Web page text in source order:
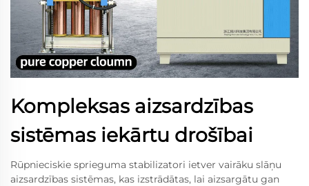
Kompleksas aizsardzības
sistēmas iekārtu drošībai
Rūpnieciskie sprieguma stabilizatori ietver vairāku slāņu
aizsardzības sistēmas, kas izstrādātas, lai aizsargātu gan